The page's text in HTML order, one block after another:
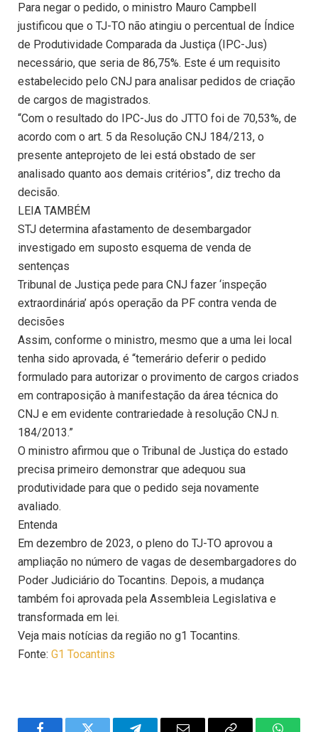
Para negar o pedido, o ministro Mauro Campbell
justificou que o TJ-TO não atingiu o percentual de Índice
de Produtividade Comparada da Justiça (IPC-Jus)
necessário, que seria de 86,75%. Este é um requisito
estabelecido pelo CNJ para analisar pedidos de criação
de cargos de magistrados.
“Com o resultado do IPC-Jus do JTTO foi de 70,53%, de
acordo com o art. 5 da Resolução CNJ 184/213, o
presente anteprojeto de lei está obstado de ser
analisado quanto aos demais critérios”, diz trecho da
decisão.
LEIA TAMBÉM
STJ determina afastamento de desembargador
investigado em suposto esquema de venda de
sentenças
Tribunal de Justiça pede para CNJ fazer ‘inspeção
extraordinária’ após operação da PF contra venda de
decisões
Assim, conforme o ministro, mesmo que a uma lei local
tenha sido aprovada, é “temerário deferir o pedido
formulado para autorizar o provimento de cargos criados
em contraposição à manifestação da área técnica do
CNJ e em evidente contrariedade à resolução CNJ n.
184/2013.”
O ministro afirmou que o Tribunal de Justiça do estado
precisa primeiro demonstrar que adequou sua
produtividade para que o pedido seja novamente
avaliado.
Entenda
Em dezembro de 2023, o pleno do TJ-TO aprovou a
ampliação no número de vagas de desembargadores do
Poder Judiciário do Tocantins. Depois, a mudança
também foi aprovada pela Assembleia Legislativa e
transformada em lei.
Veja mais notícias da região no g1 Tocantins.
Fonte: G1 Tocantins